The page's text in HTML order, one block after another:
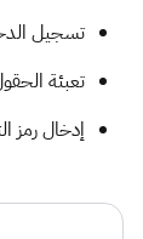
تسجيل
تعبئة
إدخال رمز